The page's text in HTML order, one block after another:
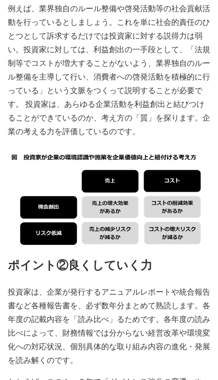
例えば、業界独自のルール整備や啓発活動等の社会貢献活
動を行っているとしましょう。これを単に社会的責任のひ
とつとして訴求するだけでは投資家に対する説得力は弱
い。投資家に対しては、利益創出の一手段として、「法規
制等でコストが増大することがないよう、業界独自のルー
ル整備を主導して行い、消費者への啓発活動を積極的に行
っている」という文脈をつくって説明することが必要で
す。 投資家は、あらゆる企業活動を利益創出と結びつけ
ることができているのか、考え方の「質」を探ります。企
業の考える力を評価しているのです。
ポイント②良くしていく力
投資家は、企業が発行するアニュアルレポートや統合報告
書など各種報告書を、必ず数年分まとめて熟読します。各
年度の記載内容を「読み比べ」るためです。各年度の読み
比べによって、財務情報では分からない経営改革や環境変
化への対応状況、個別具体的な取り組み内容の進化・発展
を読み解くのです。